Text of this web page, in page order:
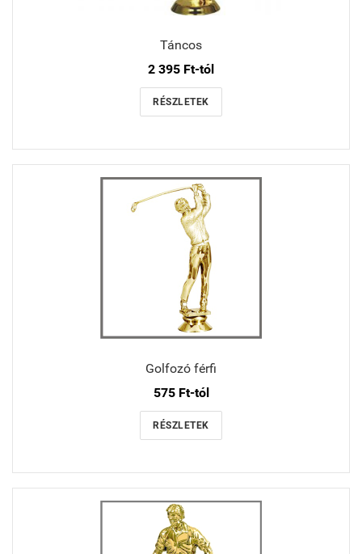
Táncos
2 395 Ft-tól
RÉSZLETEK
Golfozó férfi
575 Ft-tól
RÉSZLETEK